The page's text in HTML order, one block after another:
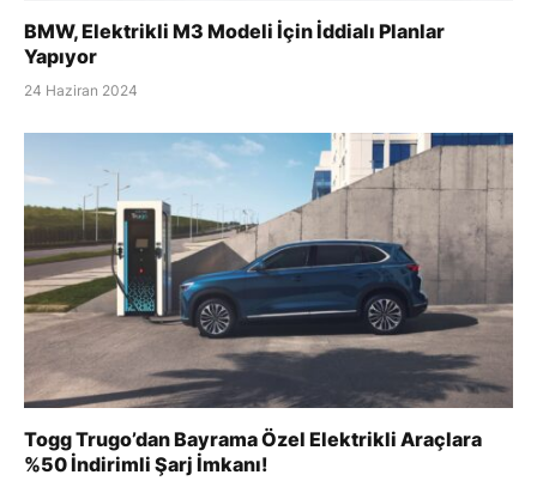
BMW, Elektrikli M3 Modeli İçin İddialı Planlar
Yapıyor
24 Haziran 2024
Togg Trugo’dan Bayrama Özel Elektrikli Araçlara
%50 İndirimli Şarj İmkanı!